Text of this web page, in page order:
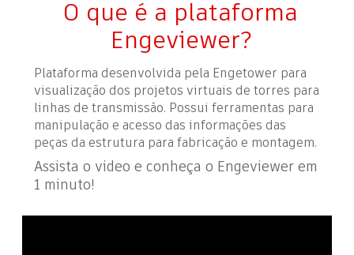
O que é a plataforma
Engeviewer?
Plataforma desenvolvida pela Engetower para
visualização dos projetos virtuais de torres para
linhas de transmissão. Possui ferramentas para
manipulação e acesso das informações das
peças da estrutura para fabricação e montagem.
Assista o video e conheça o Engeviewer em
1 minuto!